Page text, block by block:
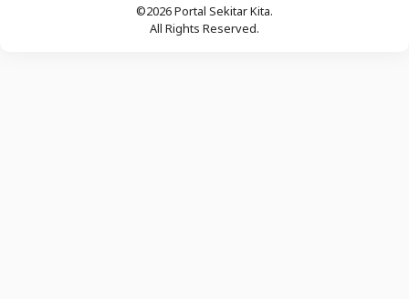
©2026 Portal Sekitar Kita.
All Rights Reserved.